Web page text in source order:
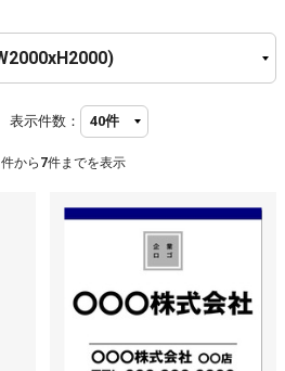
表示件数：
件から 7件までを表示